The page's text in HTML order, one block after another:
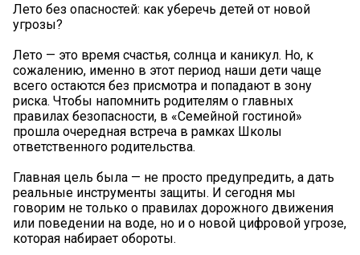
Лето без опасностей: как уберечь детей от новой
угрозы?
Лето — это время счастья, солнца и каникул. Но, к
сожалению, именно в этот период наши дети чаще
всего остаются без присмотра и попадают в зону
риска. Чтобы напомнить родителям о главных
правилах безопасности, в «Семейной гостиной»
прошла очередная встреча в рамках Школы
ответственного родительства.
Главная цель была — не просто предупредить, а дать
реальные инструменты защиты. И сегодня мы
говорим не только о правилах дорожного движения
или поведении на воде, но и о новой цифровой угрозе,
которая набирает обороты.